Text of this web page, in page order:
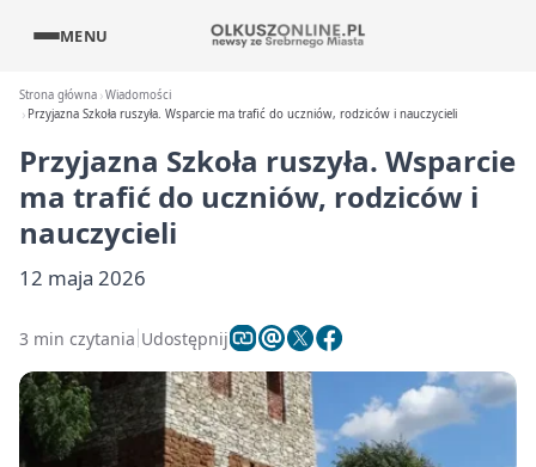
MENU
Strona główna Wiadomości
Przyjazna Szkoła ruszyła. Wsparcie ma trafić do uczniów, rodziców i nauczycieli
Przyjazna Szkoła ruszyła. Wsparcie
ma trafić do uczniów, rodziców i
nauczycieli
12 maja 2026
3 min czytania Udostępnij